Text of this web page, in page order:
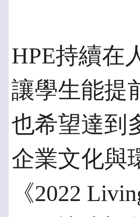
HPE持續在
讓學生能提
也希望達到
企業文化與
《2022